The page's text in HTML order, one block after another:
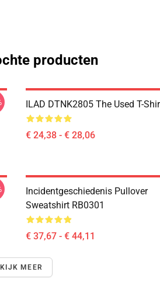
producten
ILAD DTNK2805 The Used T-
€ 24,38 - € 28,06
Incidentgeschiedenis Pullover
Sweatshirt RB0301
€ 37,67 - € 44,11
MEER